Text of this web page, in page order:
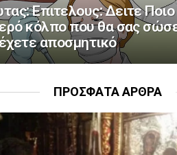
Επιτελους: Δειτε
κόλπο που θα σας
αποσμητικό
ΠΡΌΣΦΑΤΑ ΆΡΘΡΑ